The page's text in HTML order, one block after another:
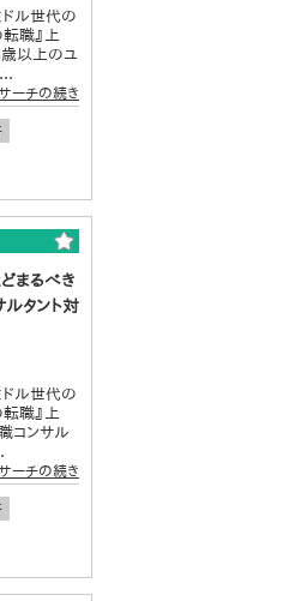
ドル世代の
職』上
歳以上のユ
ーチの続き
まるべき
ルタント対
ドル世代の
職』上
コンサル
ーチの続き